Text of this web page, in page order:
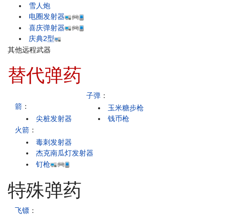
雪人炮
电圈发射器
喜庆弹射器
庆典2型
其他远程武器
替代弹药
箭 ：
尖桩发射器
子弹 ：
玉米糖步枪
钱币枪
火箭 ：
毒刺发射器
杰克南瓜灯发射器
钉枪
特殊弹药
飞镖 ：